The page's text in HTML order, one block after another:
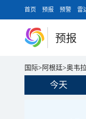
首页 预报 预警 雷
预报
国际> 阿根廷>奥韦
今天